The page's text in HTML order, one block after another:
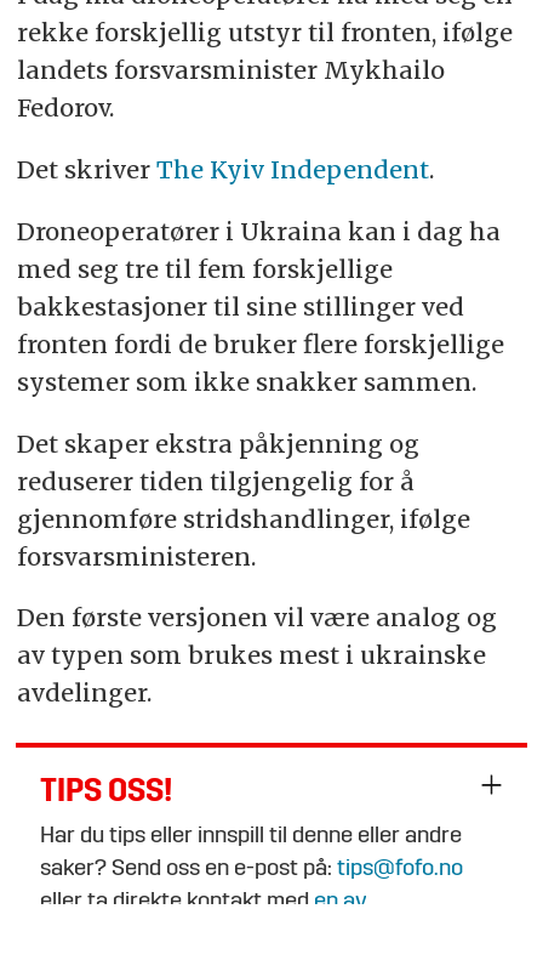
rekke forskjellig utstyr til fronten, ifølge
landets forsvarsminister Mykhailo
Fedorov.
Det skriver The Kyiv Independent.
Droneoperatører i Ukraina kan i dag ha
med seg tre til fem forskjellige
bakkestasjoner til sine stillinger ved
fronten fordi de bruker flere forskjellige
systemer som ikke snakker sammen.
Det skaper ekstra påkjenning og
reduserer tiden tilgjengelig for å
gjennomføre stridshandlinger, ifølge
forsvarsministeren.
Den første versjonen vil være analog og
av typen som brukes mest i ukrainske
avdelinger.
TIPS OSS!
Har du tips eller innspill til denne eller andre
saker? Send oss en e-post på:tips@fofo.no
eller ta direkte kontakt med en av